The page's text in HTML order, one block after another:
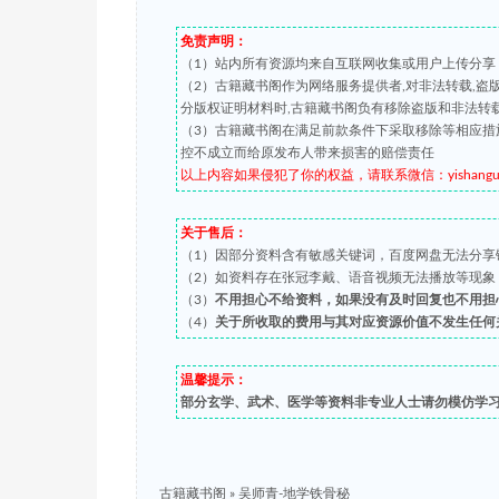
免责声明：
（1）站内所有资源均来自互联网收集或用户上传分
（2）古籍藏书阁作为网络服务提供者,对非法转载,
分版权证明材料时,古籍藏书阁负有移除盗版和非法转
（3）古籍藏书阁在满足前款条件下采取移除等相应
控不成立而给原发布人带来损害的赔偿责任
以上内容如果侵犯了你的权益，请联系微信：
关于售后：
（1）因部分资料含有敏感关键词，百度网盘无法分
（2）如资料存在张冠李戴、语音视频无法播放等现
（3） 不用担心不给资料，如果没有及时回复也不用
（4） 关于所收取的费用与其对应资源价值不发生任
温馨提示：
部分玄学、武术、医学等资料非专业人士请勿模仿学
古籍藏书阁 » 吴师青-地学铁骨秘